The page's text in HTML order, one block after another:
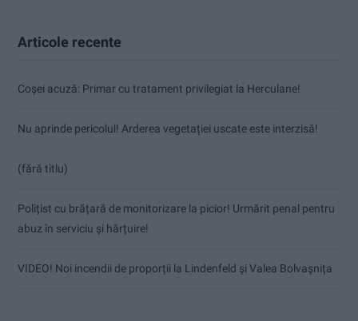
Articole recente
Coșei acuză: Primar cu tratament privilegiat la Herculane!
Nu aprinde pericolul! Arderea vegetației uscate este interzisă!
(fără titlu)
Polițist cu brățară de monitorizare la picior! Urmărit penal pentru
abuz în serviciu și hărțuire!
VIDEO! Noi incendii de proporții la Lindenfeld și Valea Bolvașnița